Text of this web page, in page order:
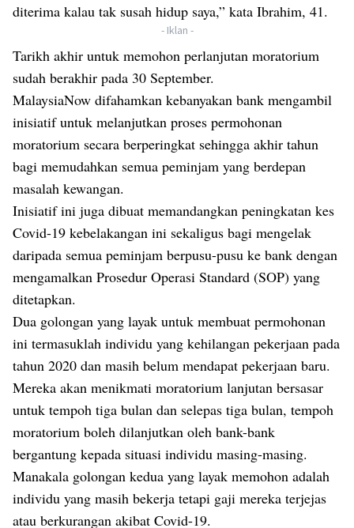
diterima kalau tak susah hidup saya,” kata Ibrahim, 41.
- Iklan -
Tarikh akhir untuk memohon perlanjutan moratorium
sudah berakhir pada 30 September.
MalaysiaNow difahamkan kebanyakan bank mengambil
inisiatif untuk melanjutkan proses permohonan
moratorium secara berperingkat sehingga akhir tahun
bagi memudahkan semua peminjam yang berdepan
masalah kewangan.
Inisiatif ini juga dibuat memandangkan peningkatan kes
Covid-19 kebelakangan ini sekaligus bagi mengelak
daripada semua peminjam berpusu-pusu ke bank dengan
mengamalkan Prosedur Operasi Standard (SOP) yang
ditetapkan.
Dua golongan yang layak untuk membuat permohonan
ini termasuklah individu yang kehilangan pekerjaan pada
tahun 2020 dan masih belum mendapat pekerjaan baru.
Mereka akan menikmati moratorium lanjutan bersasar
untuk tempoh tiga bulan dan selepas tiga bulan, tempoh
moratorium boleh dilanjutkan oleh bank-bank
bergantung kepada situasi individu masing-masing.
Manakala golongan kedua yang layak memohon adalah
individu yang masih bekerja tetapi gaji mereka terjejas
atau berkurangan akibat Covid-19.